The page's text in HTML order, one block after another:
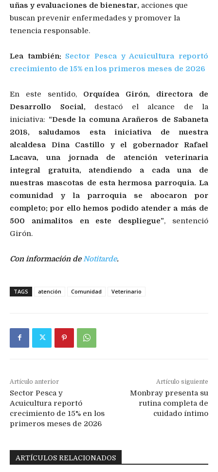
uñas y evaluaciones de bienestar, acciones que
buscan prevenir enfermedades y promover la
tenencia responsable.
Lea también:Sector Pesca y Acuicultura reportó
crecimiento de 15% en los primeros meses de 2026
En este sentido, Orquídea Girón, directora de
Desarrollo Social, destacó el alcance de la
iniciativa: “Desde la comuna Arañeros de Sabaneta
2018, saludamos esta iniciativa de nuestra
alcaldesa Dina Castillo y el gobernador Rafael
Lacava, una jornada de atención veterinaria
integral gratuita, atendiendo a cada una de
nuestras mascotas de esta hermosa parroquia. La
comunidad y la parroquia se abocaron por
completo; por ello hemos podido atender a más de
500 animalitos en este despliegue”, sentenció
Girón.
Con información deNotitarde.
TAGS atención Comunidad Veterinario
Artículo anterior
Sector Pesca y
Acuicultura reportó
crecimiento de 15% en los
primeros meses de 2026
Artículo siguiente
Monbray presenta su
rutina completa de
cuidado íntimo
ARTÍCULOS RELACIONADOS